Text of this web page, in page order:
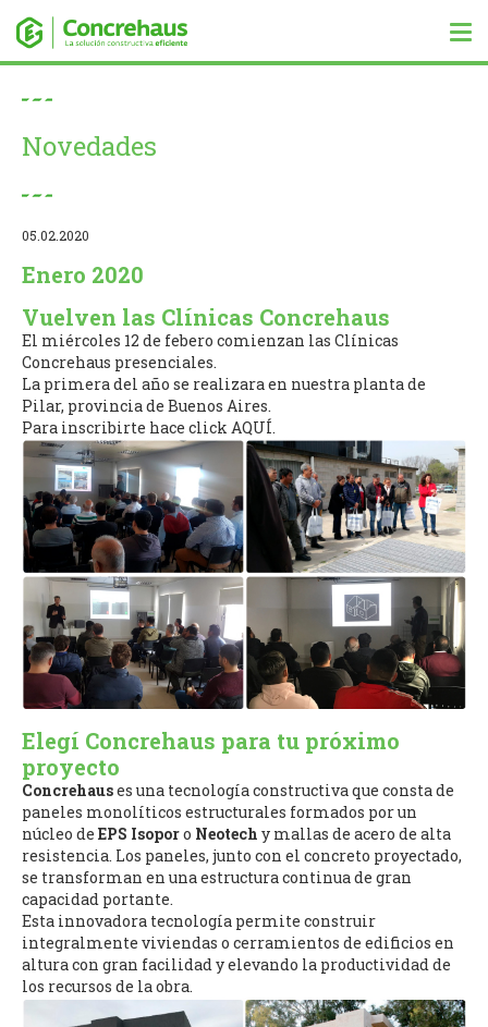
Novedades
05.02.2020
Enero 2020
Vuelven las Clínicas Concrehaus
El miércoles 12 de febero comienzan las Clínicas
Concrehaus presenciales.
La primera del año se realizara en nuestra planta de
Pilar, provincia de Buenos Aires.
Para inscribirte hace click AQUÍ.
Elegí Concrehaus para tu próximo
proyecto
Concrehauses una tecnología constructiva que consta de
paneles monolíticos estructurales formados por un
núcleo de EPS Isoporo Neotech y mallas de acero de alta
resistencia. Los paneles, junto con el concreto proyectado,
se transforman en una estructura continua de gran
capacidad portante.
Esta innovadora tecnología permite construir
integralmente viviendas o cerramientos de edificios en
altura con gran facilidad y elevando la productividad de
los recursos de la obra.